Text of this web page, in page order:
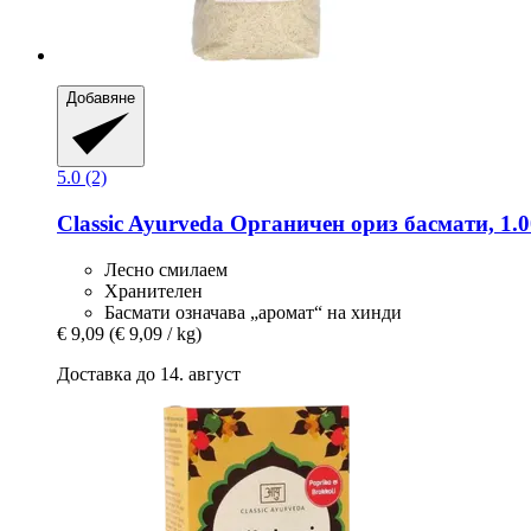
Добавяне
5.0 (2)
Classic Ayurveda Органичен ориз басмати,
Лесно смилаем
Хранителен
Басмати означава „аромат“ на хинди
€ 9,09 (€ 9,09 / kg)
Доставка до 14. август